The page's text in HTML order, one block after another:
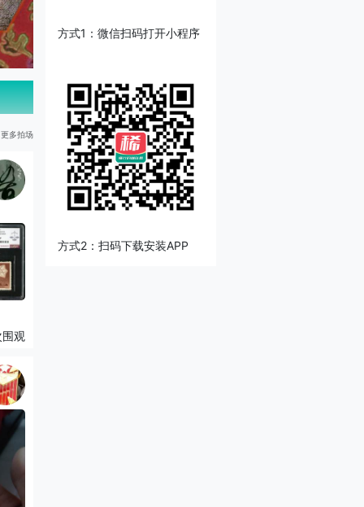
更多拍场
观
方式1：微信扫码打开小程序
方式2：扫码下载安装APP